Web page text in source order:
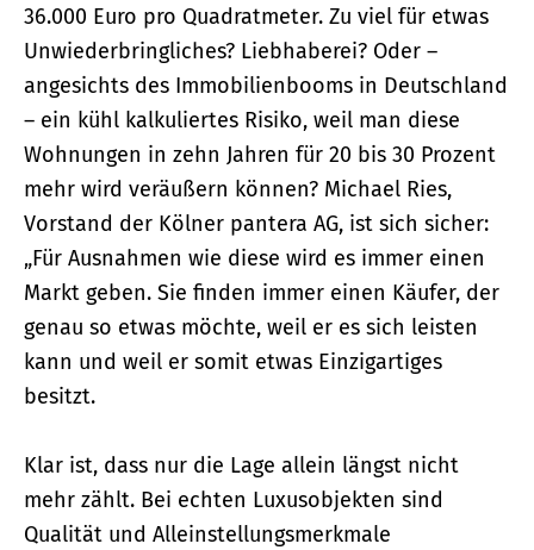
36.000 Euro pro Quadratmeter. Zu viel für etwas
Unwiederbringliches? Liebhaberei? Oder –
angesichts des Immobilienbooms in Deutschland
– ein kühl kalkuliertes Risiko, weil man diese
Wohnungen in zehn Jahren für 20 bis 30 Prozent
mehr wird veräußern können? Michael Ries,
Vorstand der Kölner pantera AG, ist sich sicher:
„Für Ausnahmen wie diese wird es immer einen
Markt geben. Sie finden immer einen Käufer, der
genau so etwas möchte, weil er es sich leisten
kann und weil er somit etwas Einzigartiges
besitzt.
Klar ist, dass nur die Lage allein längst nicht
mehr zählt. Bei echten Luxusobjekten sind
Qualität und Alleinstellungsmerkmale